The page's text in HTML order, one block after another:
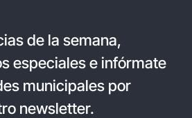
de la semana,
especiales e infórmate
municipales por
newsletter.